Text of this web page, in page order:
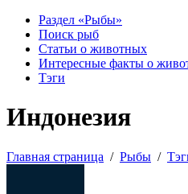
Раздел «Рыбы»
Поиск рыб
Статьи о животных
Интересные факты о
Тэги
Индонезия
Главная страница / Рыбы /